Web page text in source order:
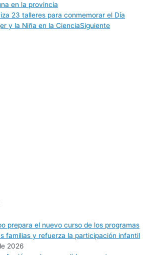
en la provincia
23 talleres para conmemorar el Día
y la Niña en la CienciaSiguiente
prepara el nuevo curso de los programas
familias y refuerza la participación infantil
2026